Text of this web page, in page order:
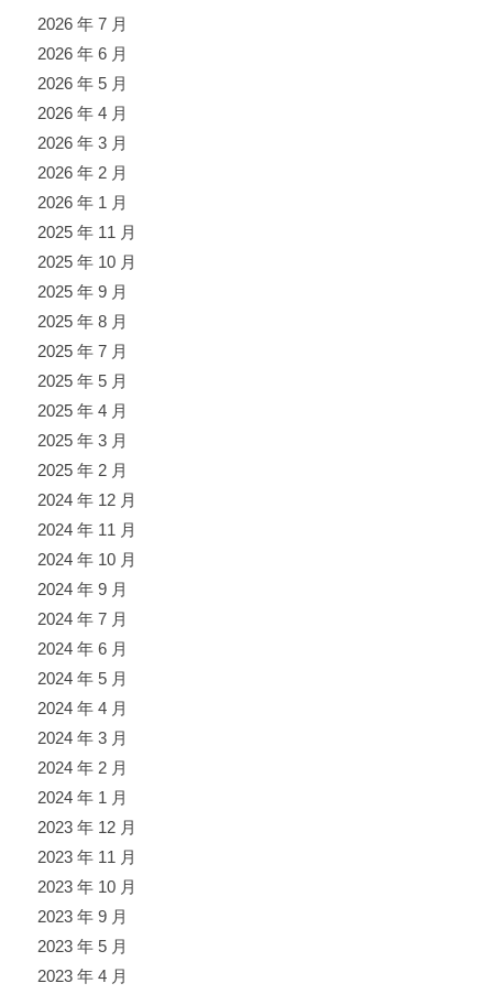
2026 年 7 月
2026 年 6 月
2026 年 5 月
2026 年 4 月
2026 年 3 月
2026 年 2 月
2026 年 1 月
2025 年 11 月
2025 年 10 月
2025 年 9 月
2025 年 8 月
2025 年 7 月
2025 年 5 月
2025 年 4 月
2025 年 3 月
2025 年 2 月
2024 年 12 月
2024 年 11 月
2024 年 10 月
2024 年 9 月
2024 年 7 月
2024 年 6 月
2024 年 5 月
2024 年 4 月
2024 年 3 月
2024 年 2 月
2024 年 1 月
2023 年 12 月
2023 年 11 月
2023 年 10 月
2023 年 9 月
2023 年 5 月
2023 年 4 月